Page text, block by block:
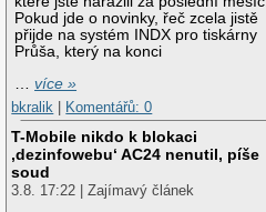
Pokud jde o novinky, řeč zcela jistě
přijde na systém INDX pro tiskárny
Průša, který na konci
…více »
bkralik
Komentářů: 0
T-Mobile nikdo k blokaci
‚dezinfowebu‘ AC24 nenutil, píše
soud
3.8. 17:22 | Zajímavý článek